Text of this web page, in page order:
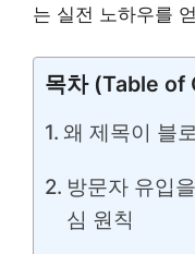
는 실전 노하우를
목차 (Table of
왜 제목이 블
방문자 유입
심 원칙